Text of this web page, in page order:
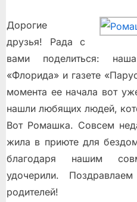
Дорогие
друзья! Рада с
вами поделиться:
«Флорида» и газете
момента ее начала вот
нашли любящих людей,
Вот Ромашка. Совсем
жила в приюте для
благодаря нашим
удочерили.
родителей!